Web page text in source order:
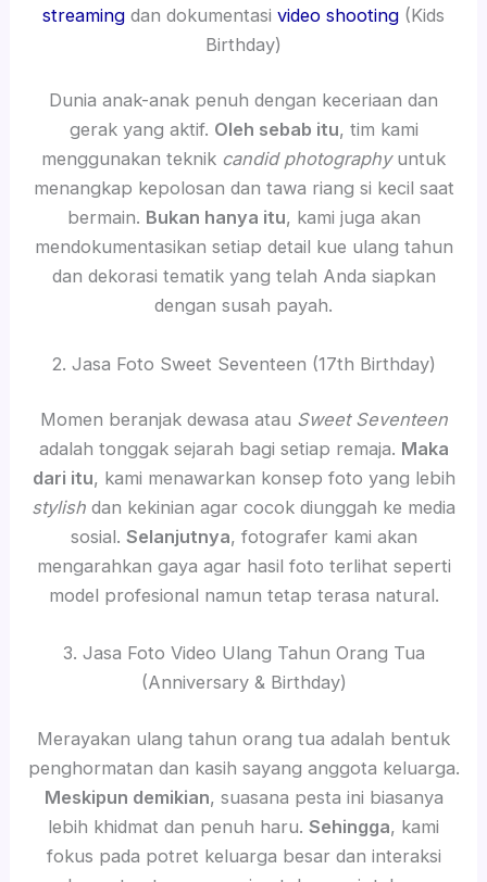
streaming dan dokumentasi video shooting (Kids
Birthday)
Dunia anak-anak penuh dengan keceriaan dan
gerak yang aktif. Oleh sebab itu, tim kami
menggunakan teknik candid photographyuntuk
menangkap kepolosan dan tawa riang si kecil saat
bermain. Bukan hanya itu, kami juga akan
mendokumentasikan setiap detail kue ulang tahun
dan dekorasi tematik yang telah Anda siapkan
dengan susah payah.
2. Jasa Foto Sweet Seventeen (17th Birthday)
Momen beranjak dewasa atau Sweet Seventeen
adalah tonggak sejarah bagi setiap remaja. Maka
dari itu, kami menawarkan konsep foto yang lebih
stylish dan kekinian agar cocok diunggah ke media
sosial. Selanjutnya, fotografer kami akan
mengarahkan gaya agar hasil foto terlihat seperti
model profesional namun tetap terasa natural.
3. Jasa Foto Video Ulang Tahun Orang Tua
(Anniversary & Birthday)
Merayakan ulang tahun orang tua adalah bentuk
penghormatan dan kasih sayang anggota keluarga.
Meskipun demikian, suasana pesta ini biasanya
lebih khidmat dan penuh haru. Sehingga, kami
fokus pada potret keluarga besar dan interaksi